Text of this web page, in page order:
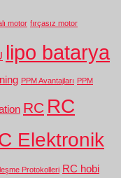
motor fırçasız motor
lipo batarya
PPM Avantajları PPM
RC RC
Elektronik
Protokolleri RC hobi